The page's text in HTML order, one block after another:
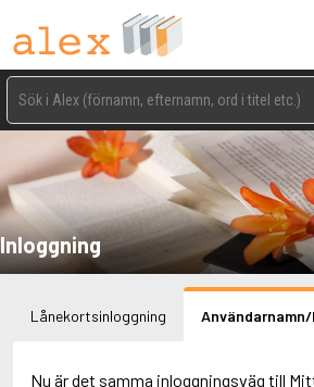
Inloggning
Lånekortsinloggning
Nu är det samma inloggningsväg till